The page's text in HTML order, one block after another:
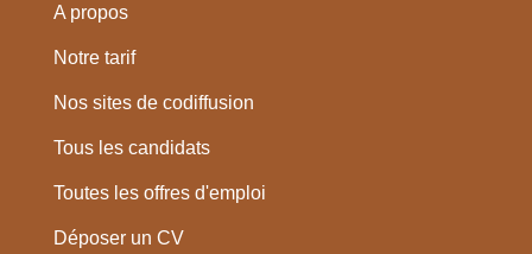
A propos
Notre tarif
Nos sites de codiffusion
Tous les candidats
Toutes les offres d'emploi
Déposer un CV